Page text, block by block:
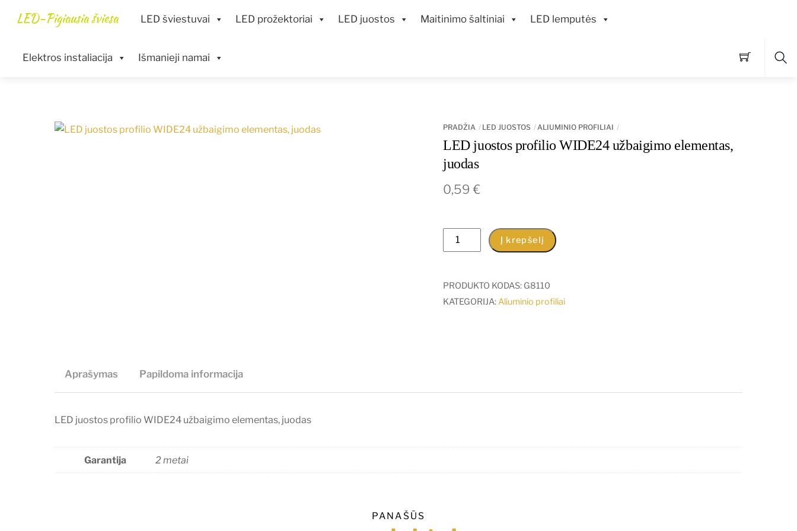
LED-Pigiausia šviesa LED šviestuvai LED prožektoriai LED juostos Maitinimo šaltiniai LED lemputės
Elektros instaliacija Išmanieji namai
PRADŽIA LED JUOSTOS ALIUMINIO PROFILIAI
LED juostos profilio WIDE24 užbaigimo elementas,
juodas
0,59€
produkto
kiekis:
juostos
profilio
Į krepšelį
PRODUKTO KODAS: G8110
KATEGORIJA:Aliuminio profiliai
Aprašymas Papildoma informacija
LED juostos profilio WIDE24 užbaigimo elementas, juodas
Garantija 2 metai
PANAŠŪS